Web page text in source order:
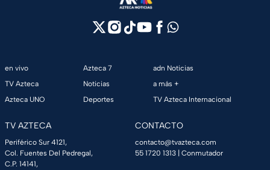
en vivo
TV Azteca
Azteca UNO
Azteca 7
Noticias
Deportes
adn Noticias
a más +
TV Azteca Internacional
TV AZTECA
Periférico Sur 4121,
Col. Fuentes Del Pedregal,
C.P. 14141,
CONTACTO
contacto@tvazteca.com
55 1720 1313 | Conmutador